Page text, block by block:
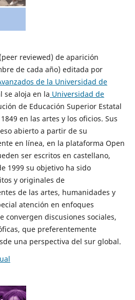
reviewed) de aparición
de cada año) editada por
de la Universidad de
se aloja en la Universidad de
de Educación Superior Estatal
en las artes y los oficios. Sus
abierto a partir de su
en línea, en la plataforma Open
ser escritos en castellano,
1999 su objetivo ha sido
y originales de
de las artes, humanidades y
atención en enfoques
convergen discusiones sociales,
que preferentemente
una perspectiva del sur global.